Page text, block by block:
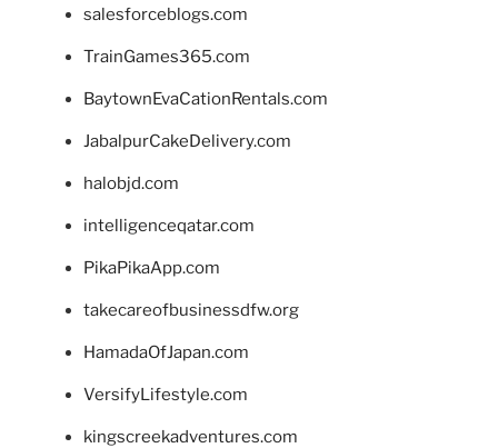
salesforceblogs.com
TrainGames365.com
BaytownEvaCationRentals.com
JabalpurCakeDelivery.com
halobjd.com
intelligenceqatar.com
PikaPikaApp.com
takecareofbusinessdfw.org
HamadaOfJapan.com
VersifyLifestyle.com
kingscreekadventures.com